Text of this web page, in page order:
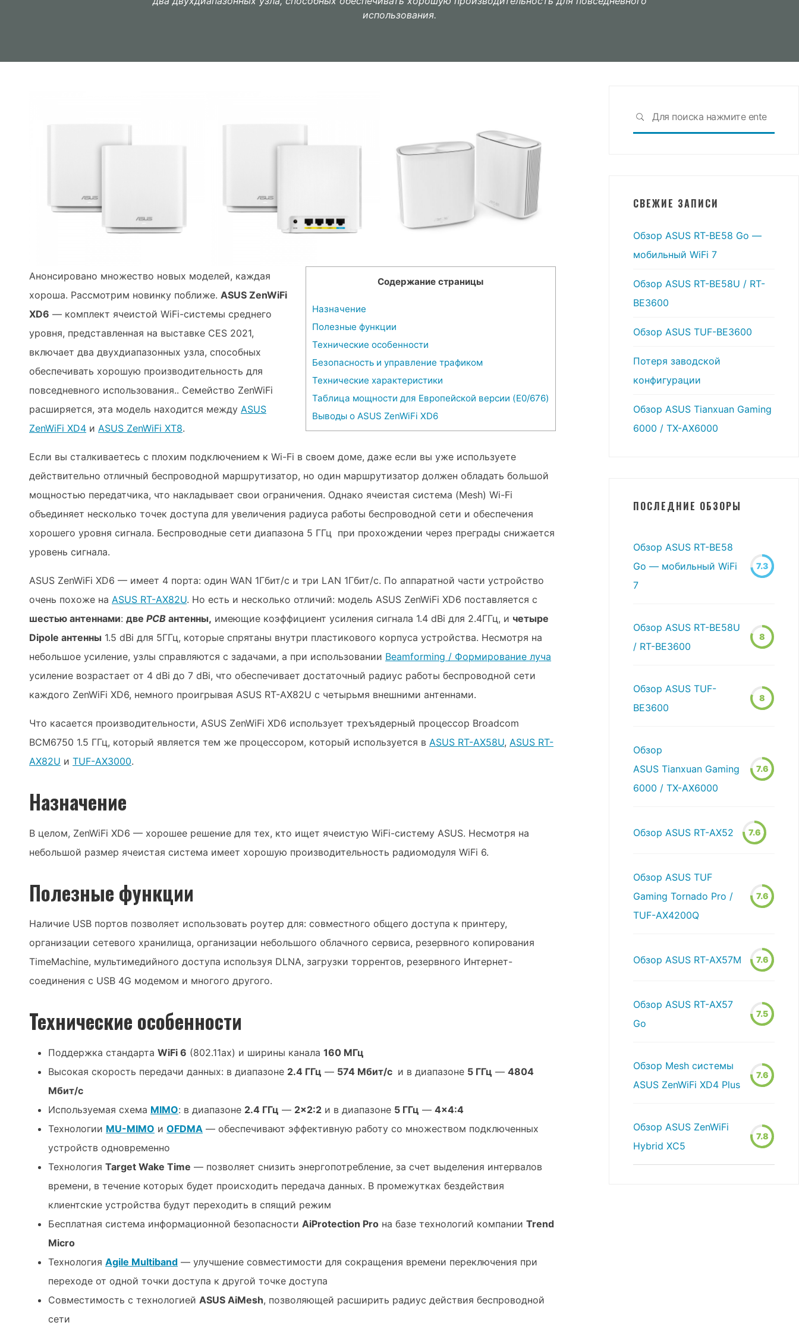
использования.
Содержание страницы
Назначение
Полезные функции
Технические особенности
Безопасность и управление трафиком
Технические характеристики
Таблица мощности для Европейской версии (E0/676)
Выводы о ASUS ZenWiFi XD6
Анонсировано множество новых моделей, каждая
хороша. Рассмотрим новинку поближе.ASUS ZenWiFi
XD6 — комплект ячеистой WiFi-системы среднего
уровня, представленная на выставке CES 2021,
включает два двухдиапазонных узла, способных
обеспечивать хорошую производительность для
повседневного использования.. Семейство ZenWiFi
расширяется, эта модель находится междуASUS
ZenWiFi XD4 иASUS ZenWiFi XT8.
Если вы сталкиваетесь с плохим подключением к Wi-Fi в своем доме, даже если вы уже используете
действительно отличный беспроводной маршрутизатор, но один маршрутизатор должен обладать большой
мощностью передатчика, что накладывает свои ограничения. Однако ячеистая система (Mesh) Wi-Fi
объединяет несколько точек доступа для увеличения радиуса работы беспроводной сети и обеспечения
хорошего уровня сигнала. Беспроводные сети диапазона 5 ГГц при прохождении через преграды снижается
уровень сигнала.
ASUS ZenWiFi XD6 — имеет 4 порта: один WAN 1Гбит/с и три LAN 1Гбит/с. По аппаратной части устройство
очень похоже наASUS RT-AX82U. Но есть и несколько отличий: модель ASUS ZenWiFi XD6 поставляется с
шестью антеннами:двеPCBантенны, имеющие коэффициент усиления сигнала 1.4 dBi для 2.4ГГц, и четыре
Dipole антенны 1.5 dBi для 5ГГц, которые спрятаны внутри пластикового корпуса устройства. Несмотря на
небольшое усиление, узлы справляются с задачами, а при использовании Beamforming / Формирование луча
усиление возрастает от 4 dBi до 7 dBi, что обеспечивает достаточный радиус работы беспроводной сети
каждого ZenWiFi XD6, немного проигрывая ASUS RT-AX82U с четырьмя внешними антеннами.
Что касается производительности, ASUS ZenWiFi XD6 использует трехъядерный процессор Broadcom
BCM6750 1.5 ГГц, который является тем же процессором, который используется вASUS RT-AX58U,ASUS RT-
AX82U иTUF-AX3000.
Назначение
В целом, ZenWiFi XD6 — хорошее решение для тех, кто ищет ячеистую WiFi-систему ASUS. Несмотря на
небольшой размер ячеистая система имеет хорошую производительность радиомодуля WiFi 6.
Полезные функции
Наличие USB портов позволяет использовать роутер для: совместного общего доступа к принтеру,
организации сетевого хранилища, организации небольшого облачного сервиса, резервного копирования
TimeMachine, мультимедийного доступа используя DLNA, загрузки торрентов, резервного Интернет-
соединения с USB 4G модемом и многого другого.
Технические особенности
Поддержка стандартаWiFi 6 (802.11ax) и ширины канала160 МГц
Высокая скорость передачи данных: в диапазоне 2.4 ГГц — 574 Мбит/с и в диапазоне 5 ГГц —4804
Мбит/с
Используемая схема MIMO: в диапазоне 2.4 ГГц — 2×2:2 и в диапазоне 5 ГГц —4×4:4
Технологии MU-MIMO иOFDMA — обеспечивают эффективную работу со множеством подключенных
устройств одновременно
ТехнологияTarget Wake Time — позволяет снизить энергопотребление, за счет выделения интервалов
времени, в течение которых будет происходить передача данных. В промежутках бездействия
клиентские устройства будут переходить в спящий режим
Бесплатная система информационной безопасности AiProtection Pro на базе технологий компанииTrend
Micro
ТехнологияAgile Multiband — улучшение совместимости для сокращения времени переключения при
переходе от одной точки доступа к другой точке доступа
Совместимость с технологией ASUS AiMesh, позволяющей расширить радиус действия беспроводной
сети
ПОИСК
СВЕЖИЕ ЗАПИСИ
Обзор ASUS RT-BE58 Go —
мобильный WiFi 7
Обзор ASUS RT-BE58U / RT-
BE3600
Обзор ASUS TUF-BE3600
Потеря заводской
конфигурации
Обзор ASUS Tianxuan Gaming
6000 / TX-AX6000
ПОСЛЕДНИЕ ОБЗОРЫ
Обзор ASUS RT-BE58
Go — мобильный WiFi
7
7.3
Обзор ASUS RT-BE58U
/ RT-BE3600
8
Обзор ASUS TUF-
BE3600
8
Обзор
ASUS Tianxuan Gaming
6000 / TX-AX6000
7.6
Обзор ASUS RT-AX52 7.6
Обзор ASUS TUF
Gaming Tornado Pro /
TUF-AX4200Q
7.6
Обзор ASUS RT-AX57M 7.6
Обзор ASUS RT-AX57
Go
7.5
Обзор Mesh системы
ASUS ZenWiFi XD4 Plus
7.6
Обзор ASUS ZenWiFi
Hybrid XC5
7.8